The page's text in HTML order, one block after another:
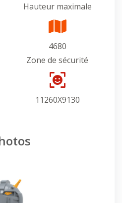
Hauteur maximale
4680
Zone de sécurité
11260X9130